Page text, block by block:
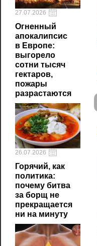
27.07.2026
Огненный
апокалипсис
в Европе:
выгорело
сотни тысяч
гектаров,
пожары
разрастаются
26.07.2026
Горячий, как
политика:
почему битва
за борщ не
прекращается
ни на минуту